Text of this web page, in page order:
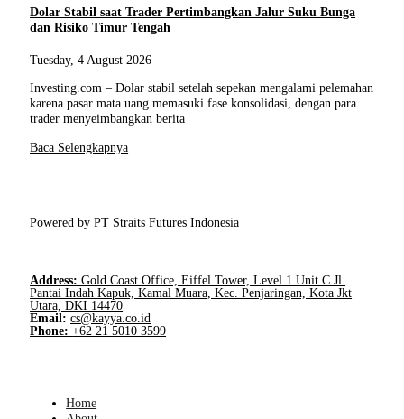
Dolar Stabil saat Trader Pertimbangkan Jalur Suku Bunga
dan Risiko Timur Tengah
Tuesday, 4 August 2026
Investing.com – Dolar stabil setelah sepekan mengalami pelemahan
karena pasar mata uang memasuki fase konsolidasi, dengan para
trader menyeimbangkan berita
Baca Selengkapnya
Powered by PT Straits Futures Indonesia
Address: Gold Coast Office, Eiffel Tower, Level 1 Unit C Jl.
Pantai Indah Kapuk, Kamal Muara, Kec. Penjaringan, Kota Jkt
Utara, DKI 14470
Email: cs@kayya.co.id
Phone: +62 21 5010 3599
Home